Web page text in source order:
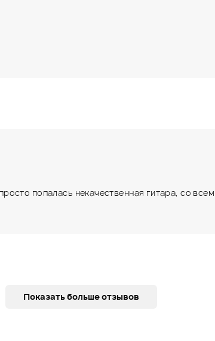
попалась некачественная гитара, со
Показать больше отзывов